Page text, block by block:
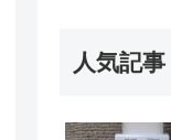
人気記事